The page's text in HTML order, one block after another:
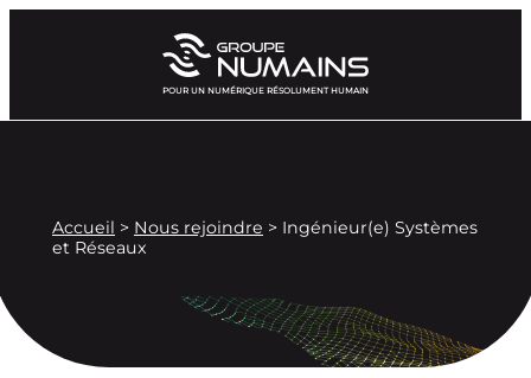
POUR UN NUMÉRIQUE RÉSOLUMENT HUMAIN
Accueil > Nous rejoindre > Ingénieur(e) Systèmes
et Réseaux